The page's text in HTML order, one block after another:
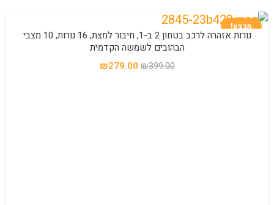
מבצע!
נורות אזהרה לרכב בטחון 2 ב-1, חיבור למצת, 16 נורות, 10 מצבי
הבהובים לשמשה הקדמית
₪399.00
המחיר ₪279.00